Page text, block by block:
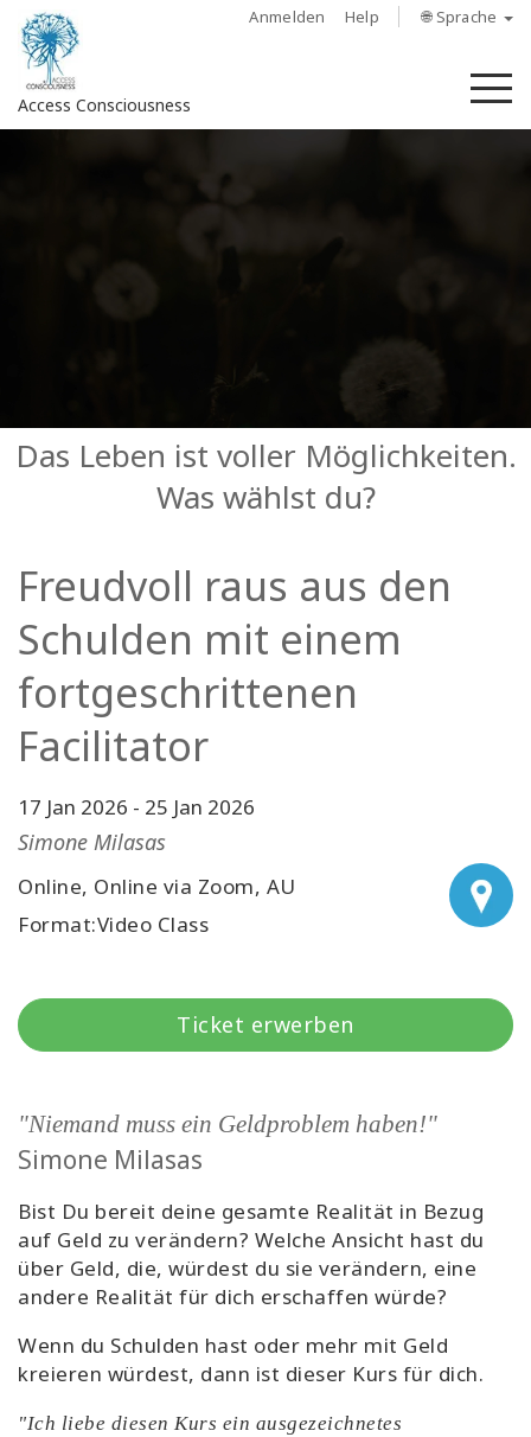
Anmelden Help 🌐 Sprache
Access Consciousness
Regionen
Neuigkeiten
KONTAKT
SUCHE
Das Leben ist voller Möglichkeiten.
Was wählst du?
Freudvoll raus aus den
Schulden mit einem
fortgeschrittenen
Facilitator
17 Jan 2026 - 25 Jan 2026
Simone Milasas
Online, Online via Zoom, AU
Format:Video Class
Ticket erwerben
"Niemand muss ein Geldproblem haben!"
Simone Milasas
Bist Du bereit deine gesamte Realität in Bezug
auf Geld zu verändern? Welche Ansicht hast du
über Geld, die, würdest du sie verändern, eine
andere Realität für dich erschaffen würde?
Wenn du Schulden hast oder mehr mit Geld
kreieren würdest, dann ist dieser Kurs für dich.
"Ich liebe diesen Kurs ein ausgezeichnetes